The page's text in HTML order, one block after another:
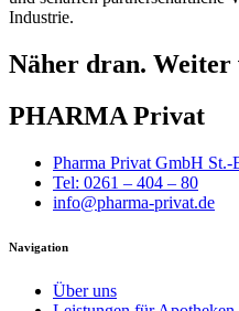
Industrie.
Näher dran. Weiter
PHARMA Privat
Pharma Privat GmbH St.-
Tel: 0261 – 404 – 80
info@pharma-privat.de
Navigation
Über uns